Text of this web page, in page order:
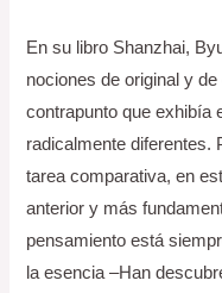
En su libro Shanzhai,
nociones de original y
contrapunto que exhibía
radicalmente diferentes.
tarea comparativa, en
anterior y más
pensamiento está
la esencia –Han